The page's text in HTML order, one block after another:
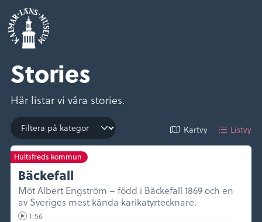
Stories
Här listar vi våra stories.
Kartvy Listvy
Hultsfreds kommun
Bäckefall
Möt Albert Engström – född i Bäckefall 1869 och en
av Sveriges mest kända karikatyrtecknare.
1:56